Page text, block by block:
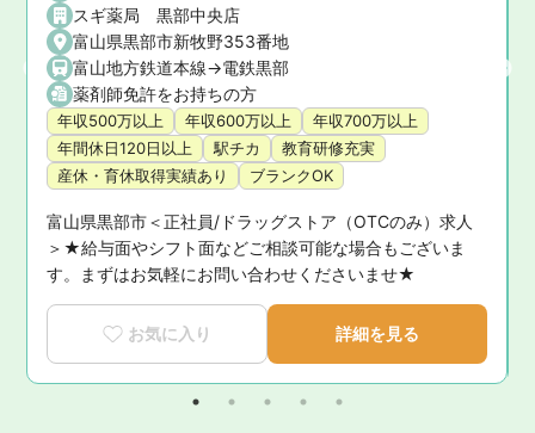
スギ薬局 黒部中央店
富山県黒部市新牧野353番地
富山地方鉄道本線->電鉄黒部
薬剤師免許をお持ちの方
年収500万以上 年収600万以上
年収700万以上
年間休日120日以上
駅チカ
教育研修充実
産休・育休取得実績あり
ブランクOK
富山県黒部市＜正社員/ドラッグストア（OTCのみ）求人
＞★給与面やシフト面などご相談可能な場合もございま
す。まずはお気軽にお問い合わせくださいませ★
お気に入り 詳細を見る